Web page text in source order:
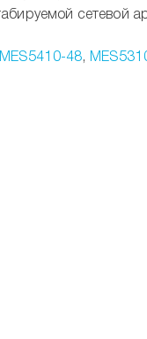
сетевой
MES5410-48,